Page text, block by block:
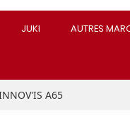
JUKI AUTRES
A65